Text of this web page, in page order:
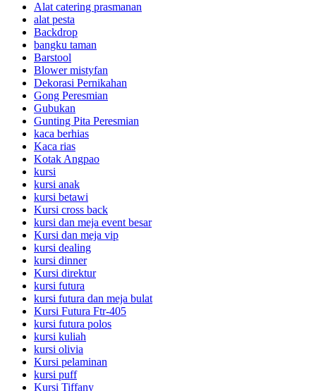
Alat catering prasmanan
alat pesta
Backdrop
bangku taman
Barstool
Blower mistyfan
Dekorasi Pernikahan
Gong Peresmian
Gubukan
Gunting Pita Peresmian
kaca berhias
Kaca rias
Kotak Angpao
kursi
kursi anak
kursi betawi
Kursi cross back
kursi dan meja event besar
Kursi dan meja vip
kursi dealing
kursi dinner
Kursi direktur
kursi futura
kursi futura dan meja bulat
Kursi Futura Ftr-405
kursi futura polos
kursi kuliah
kursi olivia
Kursi pelaminan
kursi puff
Kursi Tiffany